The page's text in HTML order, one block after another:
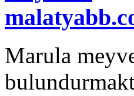
Marula